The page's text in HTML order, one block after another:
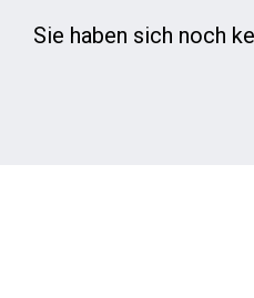
Sie haben sich noch